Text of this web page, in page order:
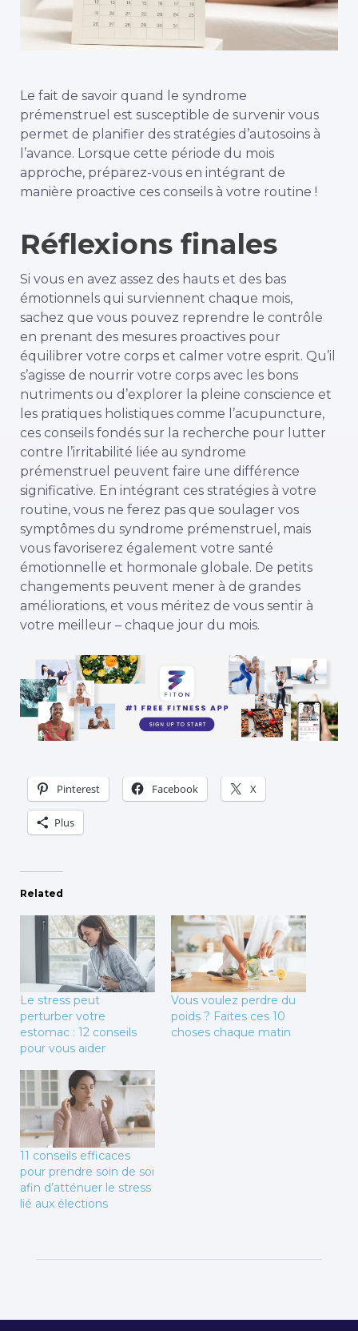
Le fait de savoir quand le syndrome
prémenstruel est susceptible de survenir vous
permet de planifier des stratégies d’autosoins à
l’avance. Lorsque cette période du mois
approche, préparez-vous en intégrant de
manière proactive ces conseils à votre routine !
Réflexions finales
Si vous en avez assez des hauts et des bas
émotionnels qui surviennent chaque mois,
sachez que vous pouvez reprendre le contrôle
en prenant des mesures proactives pour
équilibrer votre corps et calmer votre esprit. Qu’il
s’agisse de nourrir votre corps avec les bons
nutriments ou d’explorer la pleine conscience et
les pratiques holistiques comme l’acupuncture,
ces conseils fondés sur la recherche pour lutter
contre l’irritabilité liée au syndrome
prémenstruel peuvent faire une différence
significative. En intégrant ces stratégies à votre
routine, vous ne ferez pas que soulager vos
symptômes du syndrome prémenstruel, mais
vous favoriserez également votre santé
émotionnelle et hormonale globale. De petits
changements peuvent mener à de grandes
améliorations, et vous méritez de vous sentir à
votre meilleur – chaque jour du mois.
Pinterest Facebook X
Plus
Related
Le stress peut
perturber votre
estomac : 12 conseils
pour vous aider
Vous voulez perdre du
poids ? Faites ces 10
choses chaque matin
11 conseils efficaces
pour prendre soin de soi
afin d’atténuer le stress
lié aux élections